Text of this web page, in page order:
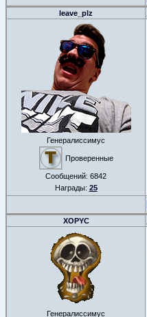
leave_plz
Генералиссимус
Проверенные
Сообщений: 6842
Награды: 25
XOPYC
Генералиссимус